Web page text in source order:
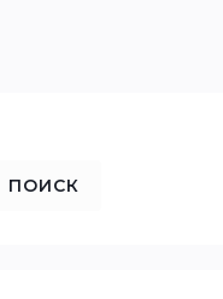
ПОИСК